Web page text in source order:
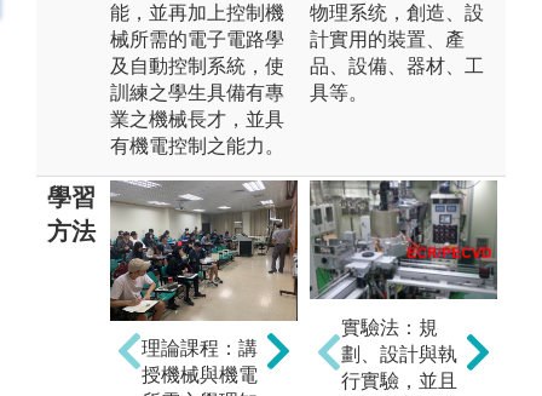
能，並再加上控制機
械所需的電子電路學
及自動控制系統，使
訓練之學生具備有專
業之機械長才，並具
有機電控制之能力。
物理系统，創造、設
計實用的裝置、產
品、設備、器材、工
具等。
學習
方法
理論課程：講
授機械與機電
實驗操作：透
過六大實驗的
操作與討論，
實驗法：規
劃、設計與執
行實驗，並且